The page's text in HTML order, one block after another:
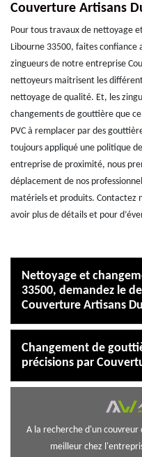
Couverture Artisans
Pour tous travaux de nettoyage
Libourne 33500, faites confiance
zingueurs de notre entreprise
nettoyeurs maitrisent les
nettoyage de qualité. Et, les
changements de gouttière que
PVC à remplacer par des
toujours appliqué une politique
entreprise de proximité, nous
déplacement de nos
matériels et produits. Contactez
avoir plus de détails et pour
Nettoyage et
33500, demandez le
Couverture Artisans
Changement de
précisions par
A la recherche d'un couvreur
meilleur chez